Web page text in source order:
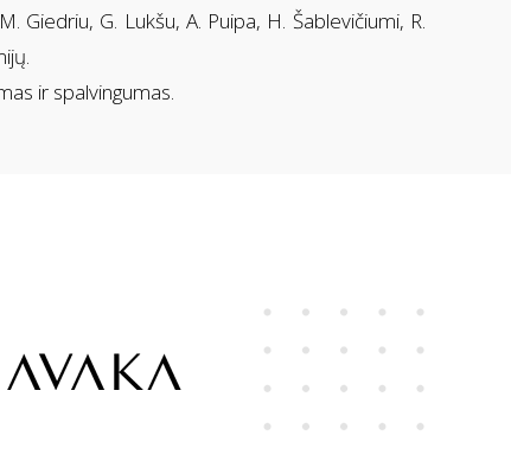
Giedriu, G. Lukšu, A. Puipa, H. Šablevičiumi, R.
ir spalvingumas.